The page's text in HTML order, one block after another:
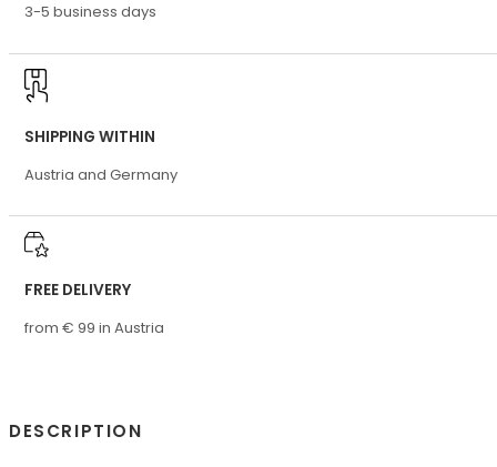
3-5 business days
SHIPPING WITHIN
Austria and Germany
FREE DELIVERY
from € 99 in Austria
DESCRIPTION